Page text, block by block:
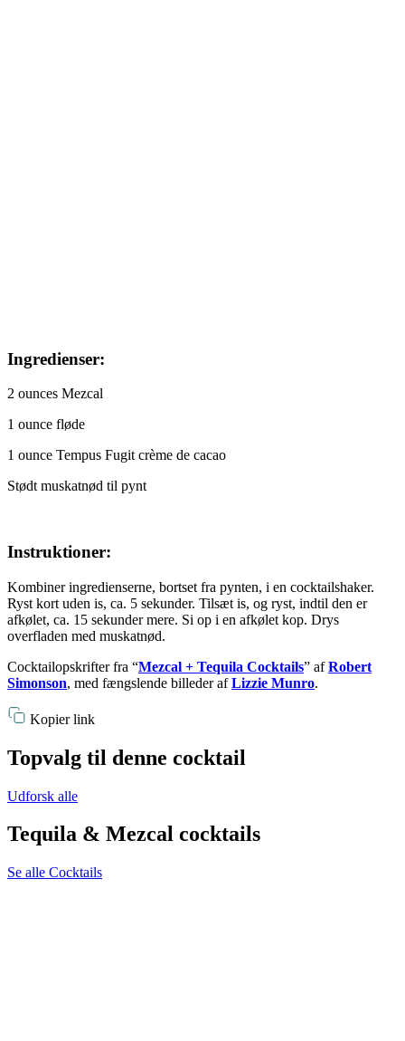
Ingredienser:
2 ounces Mezcal
1 ounce fløde
1 ounce Tempus Fugit crème de cacao
Stødt muskatnød til pynt
Instruktioner:
Kombiner ingredienserne, bortset fra pynten, i en cocktailshaker.
Ryst kort uden is, ca. 5 sekunder. Tilsæt is, og ryst, indtil den er
afkølet, ca. 15 sekunder mere. Si op i en afkølet kop. Drys
overfladen med muskatnød.
Cocktailopskrifter fra “Mezcal + Tequila Cocktails” afRobert
Simonson, med fængslende billeder afLizzie Munro.
Kopier link
Topvalg til denne cocktail
Udforsk alle
Tequila & Mezcal cocktails
Se alle Cocktails